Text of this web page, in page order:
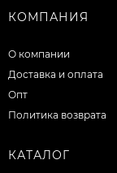
КОМПАНИЯ
О компании
Доставка и оплата
Опт
Политика возврата
КАТАЛОГ